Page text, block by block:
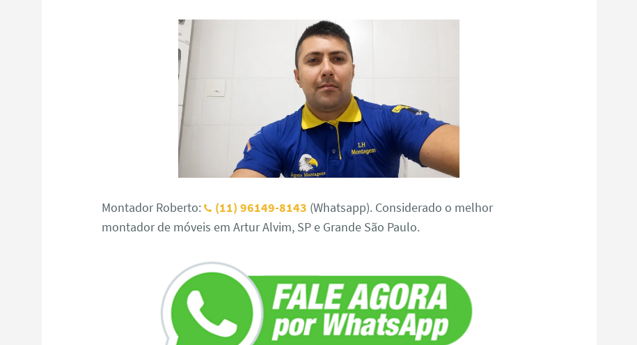
Montador Roberto: (11) 96149-8143 (Whatsapp). Considerado o melhor
montador de móveis em Artur Alvim, SP e Grande São Paulo.